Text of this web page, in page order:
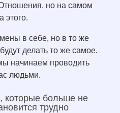
но на самом
этого.
в себе, но в то же
делать то же самое.
начинаем проводить
людьми.
которые больше не
трудно